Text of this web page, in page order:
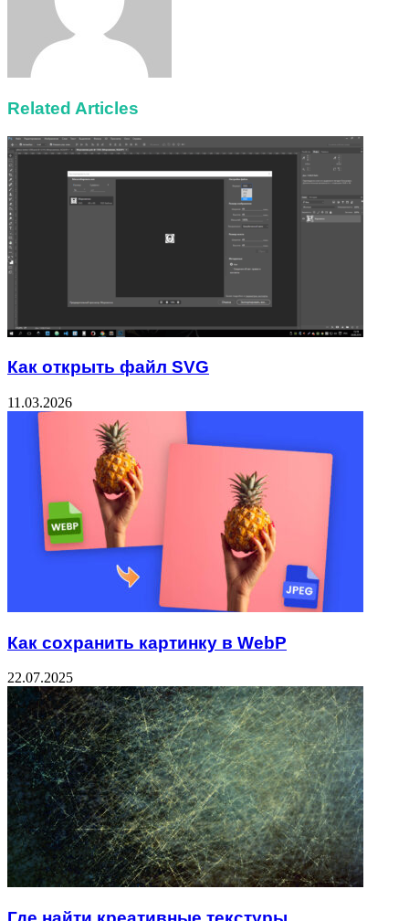
Related Articles
Как открыть файл SVG
11.03.2026
Как сохранить картинку в WebP
22.07.2025